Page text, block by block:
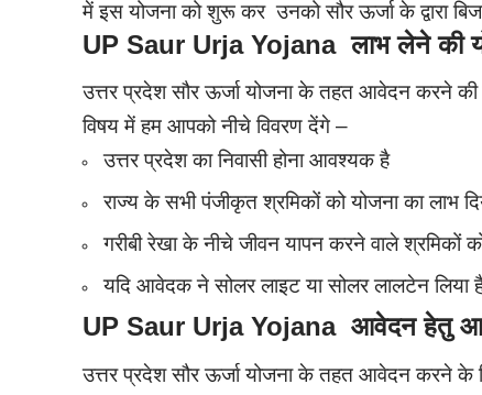
में इस योजना को शुरू कर उनको सौर ऊर्जा के द्वारा
UP Saur Urja Yojana लाभ लेने की
उत्तर प्रदेश सौर ऊर्जा योजना के तहत आवेदन करने की
विषय में हम आपको नीचे विवरण देंगे –
उत्तर प्रदेश का निवासी होना आवश्यक है
राज्य के सभी पंजीकृत श्रमिकों को योजना का लाभ
गरीबी रेखा के नीचे जीवन यापन करने वाले श्रमिकों
यदि आवेदक ने सोलर लाइट या सोलर लालटेन लिया
UP Saur Urja Yojana आवेदन हेतु
उत्तर प्रदेश सौर ऊर्जा योजना के तहत आवेदन करने